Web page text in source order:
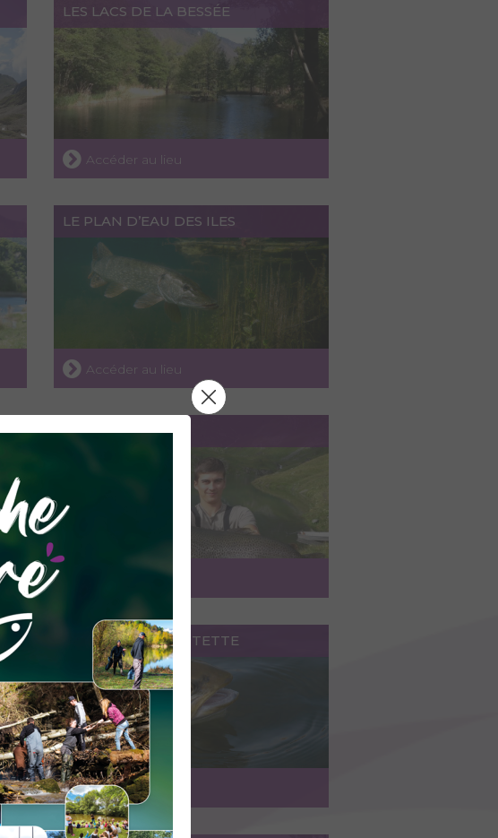
LES LACS DE LA BESSÉE
Accéder au lieu
LE PLAN D’EAU DES ILES
Accéder au lieu
LE LAC DU LOU
Accéder au lieu
LE LAC DE LA PORTETTE
Accéder au lieu